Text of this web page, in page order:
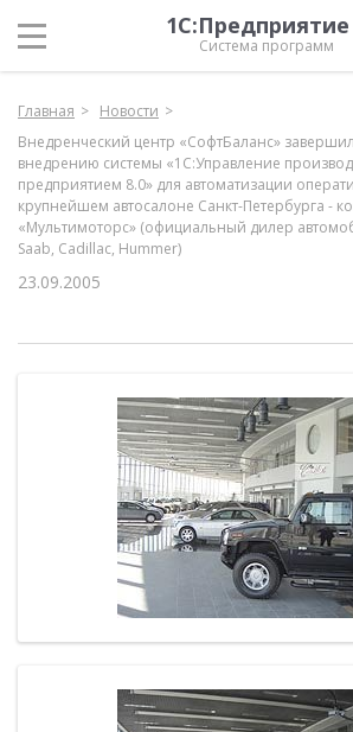
1С:Предприятие
Система программ
Главная
Новости
Внедренческий центр «СофтБаланс»
внедрению системы «1С:Управление
предприятием 8.0» для автоматизации
крупнейшем автосалоне Санкт-Петербурга -
«Мультимоторс» (официальный дилер
Saab, Cadillac, Hummer)
23.09.2005